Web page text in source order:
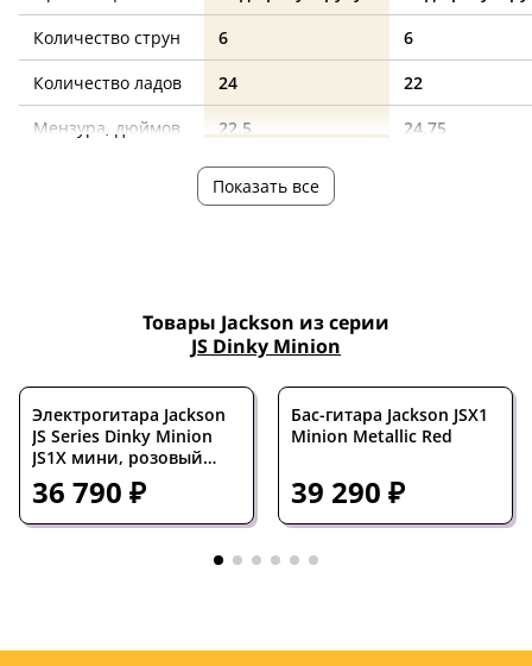
Количество струн
6
6
Количество ладов
24
22
Мензура, дюймов
22.5
24.75
42
Накладка на гриф
амарант
Электроника
пассивная
пассивная
Звукосниматели
фиксированный
на болтах
Показать все
Товары Jackson из серии
JS Dinky Minion
Электрогитара Jackson
JS Series Dinky Minion
JS1X мини, розовый
Bubble Gum, накладка
грифа клён
36 790 ₽
Бас-гитара Jackson JSX1
Minion Metallic Red
39 290 ₽